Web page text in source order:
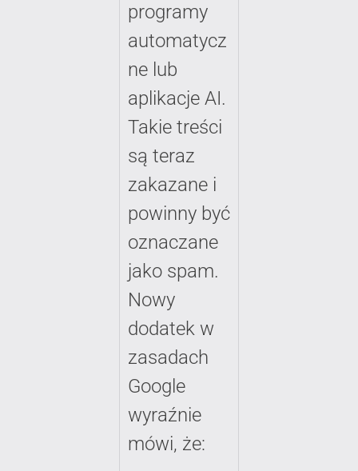
programy
automatycz
ne lub
aplikacje AI.
Takie treści
są teraz
zakazane i
powinny być
oznaczane
jako spam.
Nowy
dodatek w
zasadach
Google
wyraźnie
mówi, że: